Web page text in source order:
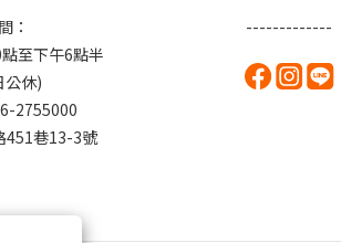
：
至下午6點半
公休)
2755000
451巷13-3號
-------------